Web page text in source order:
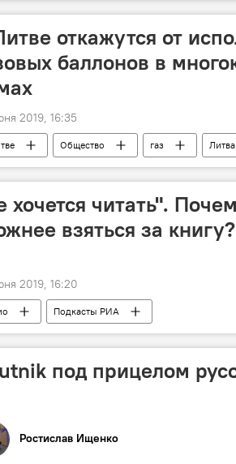
откажутся от
баллонов в
2019, 16:35
Общество газ Литва
хочется читать".
взяться за книгу?
2019, 16:20
Подкасты РИА
под прицелом
Ростислав Ищенко